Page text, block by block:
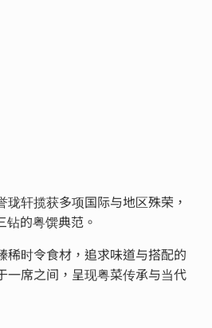
轩揽获多项国际与地区殊荣，
的粤馔典范。
稀时令食材，追求味道与搭配的
一席之间，呈现粤菜传承与当代